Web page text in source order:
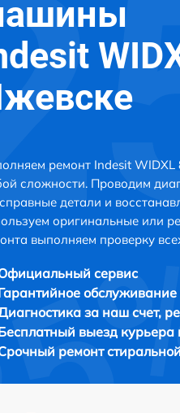
ремонт Indesit WIDXL
сложности. Проводим
детали и
оригинальные или
выполняем проверку
сервис
обслуживание
за наш счет,
выезд курьера
ремонт